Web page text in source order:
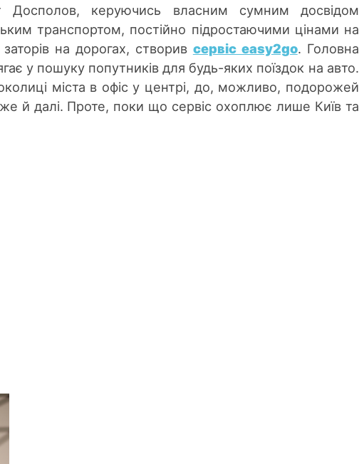
Досполов, керуючись власним сумним досвідом
транспортом, постійно підростаючими цінами на
на дорогах, створив сервіс easy2go. Головна
у пошуку попутників для будь-яких поїздок на авто.
міста в офіс у центрі, до, можливо, подорожей
й далі. Проте, поки що сервіс охоплює лише Київ та